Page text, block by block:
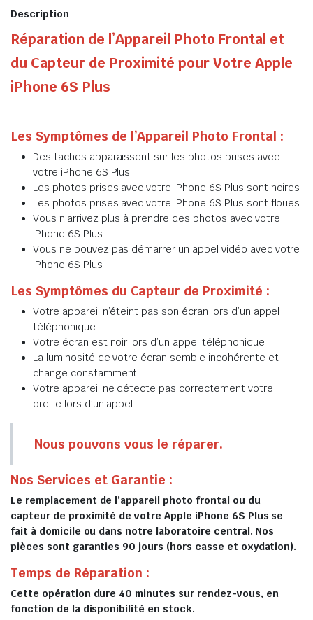
Description
Réparation de l’Appareil Photo Frontal et
du Capteur de Proximité pour Votre Apple
iPhone 6S Plus
Les Symptômes de l’Appareil Photo Frontal :
Des taches apparaissent sur les photos prises avec
votre iPhone 6S Plus
Les photos prises avec votre iPhone 6S Plus sont noires
Les photos prises avec votre iPhone 6S Plus sont floues
Vous n’arrivez plus à prendre des photos avec votre
iPhone 6S Plus
Vous ne pouvez pas démarrer un appel vidéo avec votre
iPhone 6S Plus
Les Symptômes du Capteur de Proximité :
Votre appareil n’éteint pas son écran lors d’un appel
téléphonique
Votre écran est noir lors d’un appel téléphonique
La luminosité de votre écran semble incohérente et
change constamment
Votre appareil ne détecte pas correctement votre
oreille lors d’un appel
Nous pouvons vous le réparer.
Nos Services et Garantie :
Le remplacement de l’appareil photo frontal ou du
capteur de proximité de votre Apple iPhone 6S Plus se
fait à domicile ou dans notre laboratoire central. Nos
pièces sont garanties 90 jours (hors casse et oxydation).
Temps de Réparation :
Cette opération dure 40 minutes sur rendez-vous, en
fonction de la disponibilité en stock.